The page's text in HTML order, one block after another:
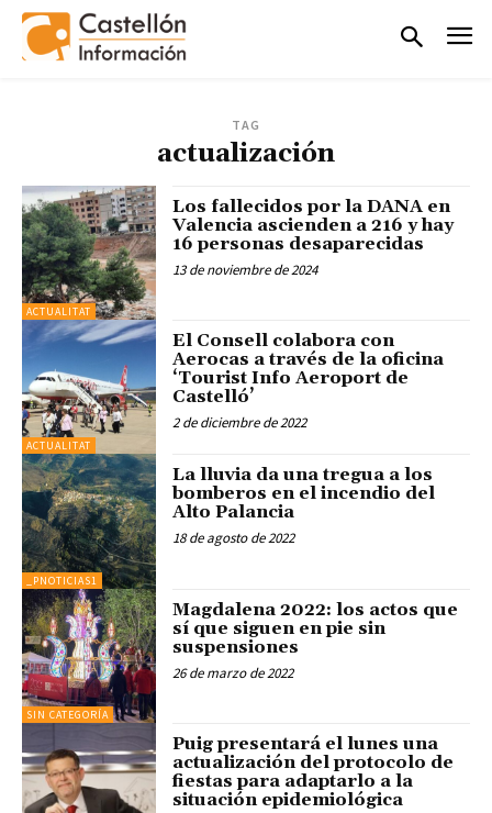
TAG
actualización
ACTUALITAT
Los fallecidos por la DANA en
Valencia ascienden a 216 y hay
16 personas desaparecidas
13 de noviembre de 2024
ACTUALITAT
El Consell colabora con
Aerocas a través de la oficina
‘Tourist Info Aeroport de
Castelló’
2 de diciembre de 2022
_PNOTICIAS1
La lluvia da una tregua a los
bomberos en el incendio del
Alto Palancia
18 de agosto de 2022
SIN CATEGORÍA
Magdalena 2022: los actos que
sí que siguen en pie sin
suspensiones
26 de marzo de 2022
Puig presentará el lunes una
actualización del protocolo de
fiestas para adaptarlo a la
situación epidemiológica